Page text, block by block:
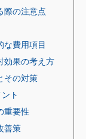
際の注意点
な費用項目
効果の考え方
その対策
ト
重要性
善策